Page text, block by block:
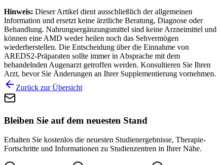
Hinweis: Dieser Artikel dient ausschließlich der allgemeinen
Information und ersetzt keine ärztliche Beratung, Diagnose oder
Behandlung. Nahrungsergänzungsmittel sind keine Arzneimittel und
können eine AMD weder heilen noch das Sehvermögen
wiederherstellen. Die Entscheidung über die Einnahme von
AREDS2-Präparaten sollte immer in Absprache mit dem
behandelnden Augenarzt getroffen werden. Konsultieren Sie Ihren
Arzt, bevor Sie Änderungen an Ihrer Supplementierung vornehmen.
Zurück zur Übersicht
Bleiben Sie auf dem neuesten Stand
Erhalten Sie kostenlos die neuesten Studienergebnisse, Therapie-
Fortschritte und Informationen zu Studienzentren in Ihrer Nähe.